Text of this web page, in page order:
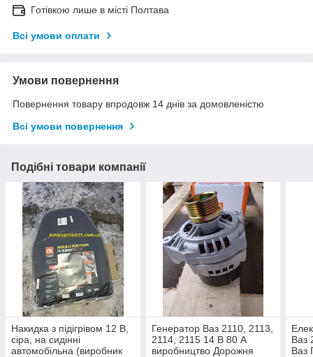
Готівкою лише в місті Полтава
Всі умови оплати
Умови повернення
Повернення товару впродовж 14 днів за домовленістю
Всі умови повернення
Подібні товари компанії
Накидка з підігрівом 12 В,
сіра, на сидінні
автомобільна (виробник
Генератор Ваз 2110, 2113,
2114, 2115 14 В 80 А
виробництво Дорожня
Ваз
Ваз